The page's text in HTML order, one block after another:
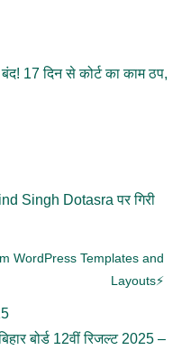
17 दिन से कोर्ट का काम ठप,
Singh Dotasra पर गिरी
WordPress Templates and
Layouts⚡
बोर्ड 12वीं रिजल्ट 2025 –